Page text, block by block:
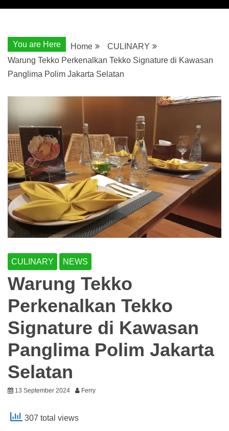
You are Here Home
CULINARY
Warung Tekko Perkenalkan Tekko Signature di Kawasan
Panglima Polim Jakarta Selatan
CULINARY NEWS
Warung Tekko
Perkenalkan Tekko
Signature di Kawasan
Panglima Polim Jakarta
Selatan
13 September 2024 Ferry
307 total views